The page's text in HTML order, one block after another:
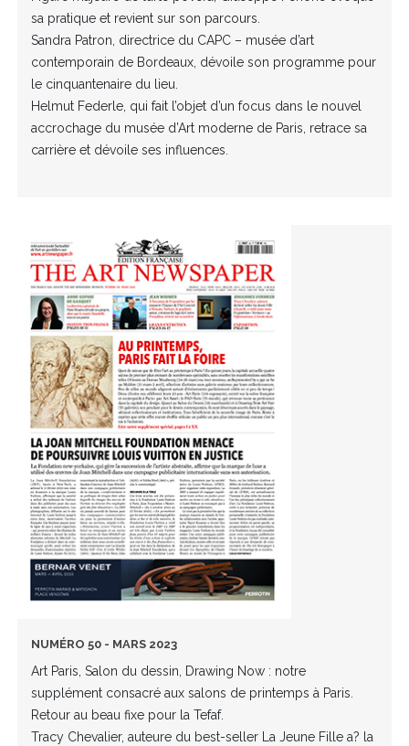
sa pratique et revient sur son parcours.
Sandra Patron, directrice du CAPC – musée d’art
contemporain de Bordeaux, dévoile son programme pour
le cinquantenaire du lieu.
Helmut Federle, qui fait l’objet d’un focus dans le nouvel
accrochage du musée d’Art moderne de Paris, retrace sa
carrière et dévoile ses influences.
NUMÉRO 50 - MARS 2023
Art Paris, Salon du dessin, Drawing Now : notre
supplément consacré aux salons de printemps à Paris.
Retour au beau fixe pour la Tefaf.
Tracy Chevalier, auteure du best-seller La Jeune Fille a? la